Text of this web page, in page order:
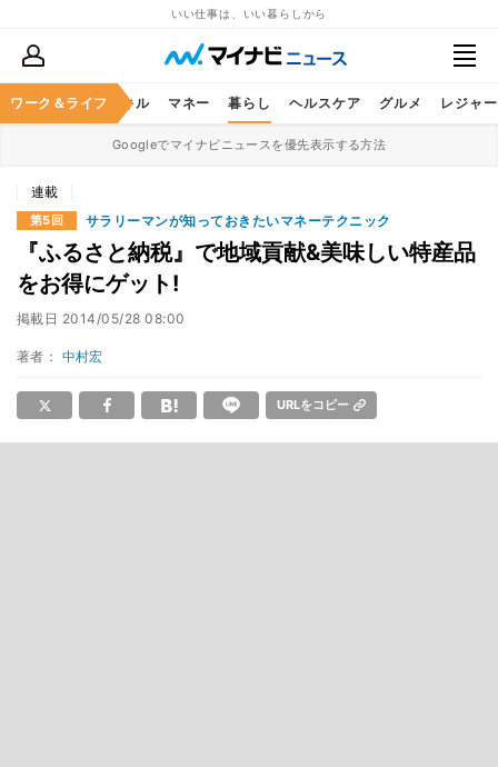
いい仕事は、いい暮らしから
ワーク＆ライフ
ア ビジネススキル マネー 暮らし ヘルスケア グルメ レジャー
Googleでマイナビニュースを優先表示する方法
連載
第5回 サラリーマンが知っておきたいマネーテクニック
『ふるさと納税』で地域貢献&美味しい特産品
をお得にゲット!
掲載日 2014/05/28 08:00
著者： 中村宏
URLをコピー